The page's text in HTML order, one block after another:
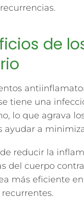
de
tiene una
lo que agrava
ayudar a
reducir la
del cuerpo
más eficiente